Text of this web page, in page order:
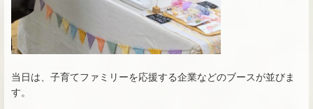
当日は、子育てファミリーを応援する企業などのブースが並びま
す。